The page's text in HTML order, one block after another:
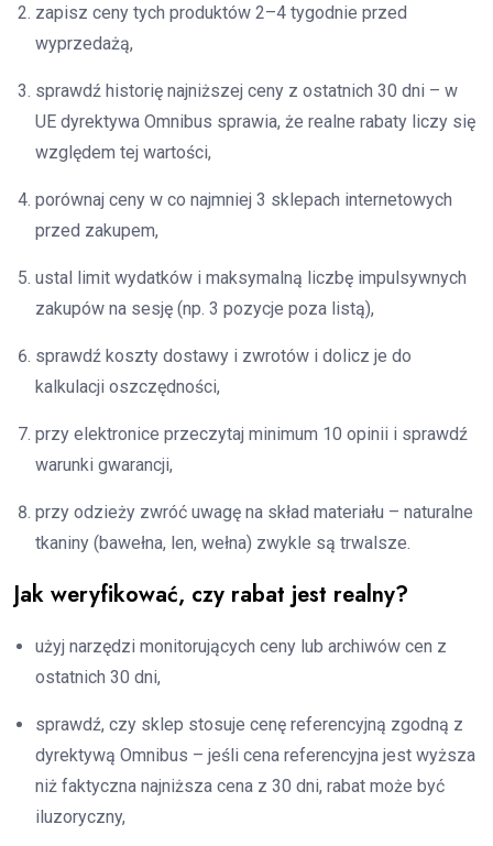
zapisz ceny tych produktów 2–4 tygodnie przed
wyprzedażą,
sprawdź historię najniższej ceny z ostatnich 30 dni – w
UE dyrektywa Omnibus sprawia, że realne rabaty liczy się
względem tej wartości,
porównaj ceny w co najmniej 3 sklepach internetowych
przed zakupem,
ustal limit wydatków i maksymalną liczbę impulsywnych
zakupów na sesję (np. 3 pozycje poza listą),
sprawdź koszty dostawy i zwrotów i dolicz je do
kalkulacji oszczędności,
przy elektronice przeczytaj minimum 10 opinii i sprawdź
warunki gwarancji,
przy odzieży zwróć uwagę na skład materiału – naturalne
tkaniny (bawełna, len, wełna) zwykle są trwalsze.
Jak weryfikować, czy rabat jest realny?
użyj narzędzi monitorujących ceny lub archiwów cen z
ostatnich 30 dni,
sprawdź, czy sklep stosuje cenę referencyjną zgodną z
dyrektywą Omnibus – jeśli cena referencyjna jest wyższa
niż faktyczna najniższa cena z 30 dni, rabat może być
iluzoryczny,